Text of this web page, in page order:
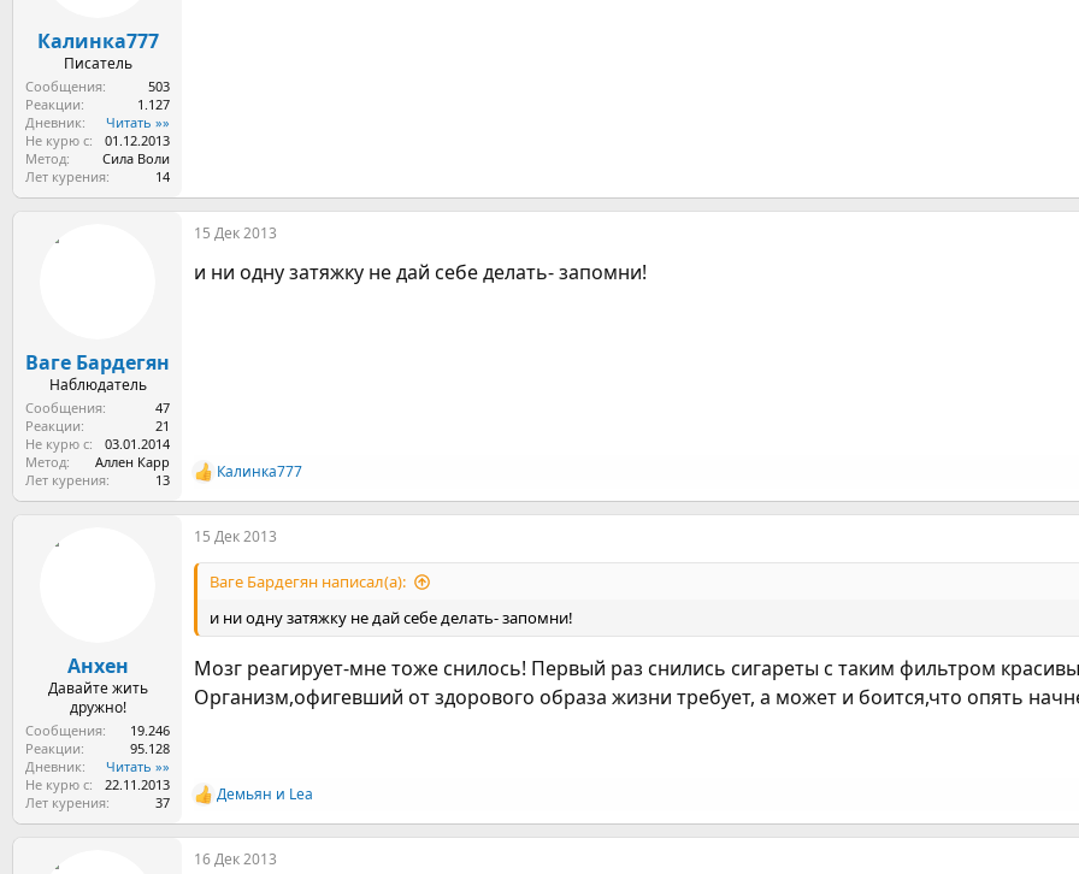
Калинка777
Писатель
Сообщения
503
Реакции
1.127
Дневник
Читать »»
Не курю с
01.12.2013
Метод
Сила Воли
Лет курения
14
Ваге Бардегян
Наблюдатель
Сообщения
47
Реакции
21
Не курю с
03.01.2014
Метод
Аллен Карр
Лет курения
13
15 Дек 2013
и ни одну затяжку не дай себе делать- запомни!
Р
е
а
к
Калинка777
Анхен
Давайте жить
дружно!
Сообщения
19.246
Реакции
95.128
Дневник
Читать »»
Не курю с
22.11.2013
Лет курения
37
15 Дек 2013
Ваге Бардегян написал(а):
и ни одну затяжку не дай себе делать- запомни!
Мозг реагирует-мне тоже снилось! Первый раз снились сигареты с таким фильтром
Организм,офигевший от здорового образа жизни требует, а может и боится,что опять
Р
е
а
к
Демьян и Lea
16 Дек 2013